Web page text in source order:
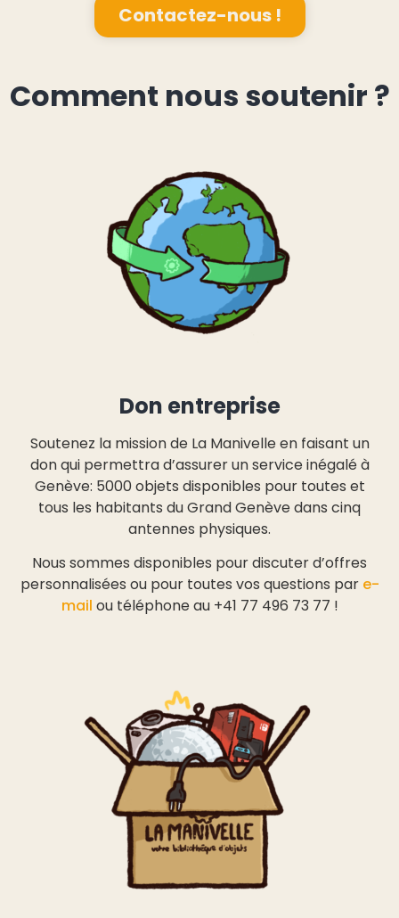
Contactez-nous !
Comment nous soutenir ?
Don entreprise
Soutenez la mission de La Manivelle en faisant un
don qui permettra d’assurer un service inégalé à
Genève: 5000 objets disponibles pour toutes et
tous les habitants du Grand Genève dans cinq
antennes physiques.
Nous sommes disponibles pour discuter d’offres
personnalisées ou pour toutes vos questions par e-
mail ou téléphone au +41 77 496 73 77 !